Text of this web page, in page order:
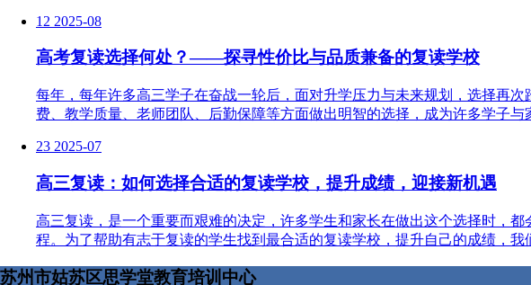
12 2025-08
高考复读选择何处？——探寻性价比与品质兼备的复读学校
每年，每年许多高三学子在奋战一轮后，面对升学压力与未来规划，选择再
费、教学质量、老师团队、后勤保障等方面做出明智的选择，成为许多学子
23 2025-07
高三复读：如何选择合适的复读学校，提升成绩，迎接新机遇
高三复读，是一个重要而艰难的决定，许多学生和家长在做出这个选择时，
程。为了帮助有志于复读的学生找到最合适的复读学校，提升自己的成绩，
苏州市姑苏区思学堂教育培训中心